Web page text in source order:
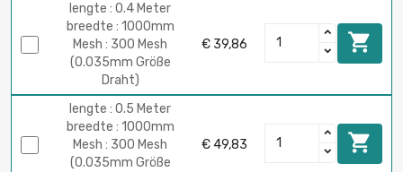
lengte : 0.4 Meter
breedte : 1000mm
Mesh : 300 Mesh
(0.035mm Größe
Draht)
€ 39,86 
lengte : 0.5 Meter
breedte : 1000mm
Mesh : 300 Mesh
(0.035mm Größe
€ 49,83 